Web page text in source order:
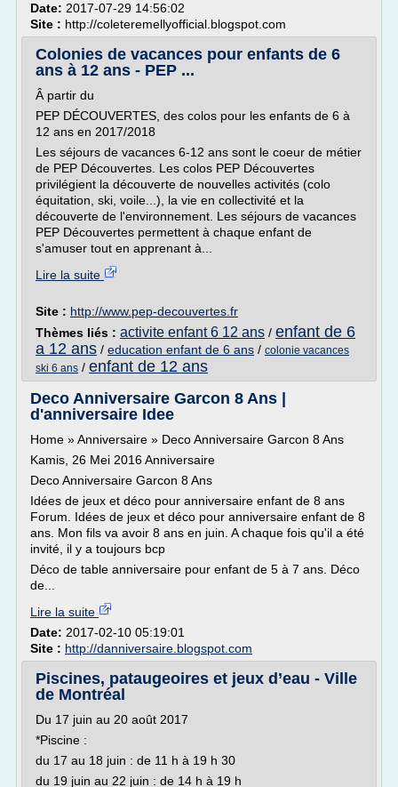
Date: 2017-07-29 14:56:02
Site : http://coleteremellyofficial.blogspot.com
Colonies de vacances pour enfants de 6
ans à 12 ans - PEP ...
Â partir du
PEP DÉCOUVERTES, des colos pour les enfants de 6 à
12 ans en 2017/2018
Les séjours de vacances 6-12 ans sont le coeur de métier
de PEP Découvertes. Les colos PEP Découvertes
privilégient la découverte de nouvelles activités (colo
équitation, ski, voile...), la vie en collectivité et la
découverte de l'environnement. Les séjours de vacances
PEP Découvertes permettent à chaque enfant de
s'amuser tout en apprenant à...
Lire la suite
Site : http://www.pep-decouvertes.fr
Thèmes liés : activite enfant 6 12 ans / enfant de 6
a 12 ans / education enfant de 6 ans / colonie vacances
ski 6 ans / enfant de 12 ans
Deco Anniversaire Garcon 8 Ans |
d'anniversaire Idee
Home » Anniversaire » Deco Anniversaire Garcon 8 Ans
Kamis, 26 Mei 2016 Anniversaire
Deco Anniversaire Garcon 8 Ans
Idées de jeux et déco pour anniversaire enfant de 8 ans
Forum. Idées de jeux et déco pour anniversaire enfant de 8
ans. Mon fils va avoir 8 ans en juin. A chaque fois qu'il a été
invité, il y a toujours bcp
Déco de table anniversaire pour enfant de 5 à 7 ans. Déco
de...
Lire la suite
Date: 2017-02-10 05:19:01
Site : http://danniversaire.blogspot.com
Piscines, pataugeoires et jeux d’eau - Ville
de Montréal
Du 17 juin au 20 août 2017
*Piscine :
du 17 au 18 juin : de 11 h à 19 h 30
du 19 juin au 22 juin : de 14 h à 19 h